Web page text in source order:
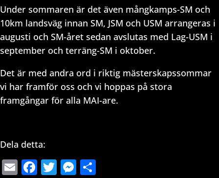
Under sommaren är det även mångkamps-SM och
10km landsväg innan SM, JSM och USM arrangeras i
augusti och SM-året sedan avslutas med Lag-USM i
september och terräng-SM i oktober.
Det är med andra ord i riktig mästerskapssommar
vi har framför oss och vi hoppas på stora
framgångar för alla MAI-are.
Dela detta:
EmailFacebook
TwitterMessenger